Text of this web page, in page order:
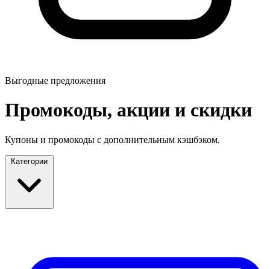
Выгодные предложения
Промокоды, акции и скидки
Купоны и промокоды с дополнительным кэшбэком.
Категории